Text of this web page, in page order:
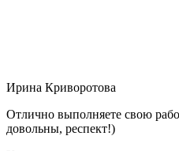
Ирина Криворотова
Отлично выполняете свою
довольны, респект!)